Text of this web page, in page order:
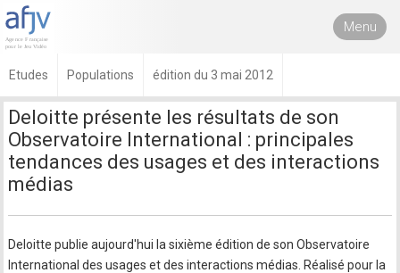
Menu
Etudes Populations édition du 3 mai 2012
Deloitte présente les résultats de son
Observatoire International : principales
tendances des usages et des interactions
médias
Deloitte publie aujourd'hui la sixième édition de son Observatoire
International des usages et des interactions médias. Réalisé pour la